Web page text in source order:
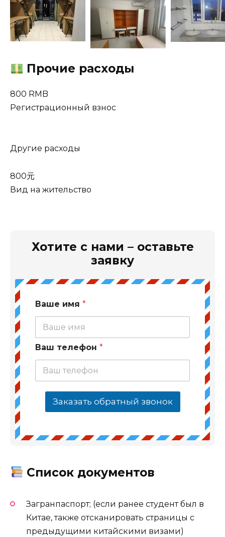
Прочие расходы
800 RMB
Регистрационный взнос
Другие расходы
800元
Вид на жительство
Хотите с нами – оставьте
заявку
Ваше имя *
Ваш телефон *
Заказать обратный звонок
Список документов
Загранпаспорт; (если ранее студент был в
Китае, также отсканировать страницы с
предыдущими китайскими визами)